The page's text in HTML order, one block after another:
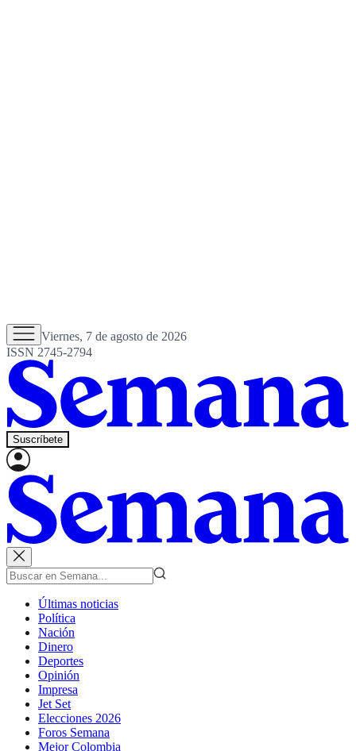
Viernes, 7 de agosto de 2026
ISSN 2745-2794
Suscríbete
Últimas noticias
Política
Nación
Dinero
Deportes
Opinión
Impresa
Jet Set
Elecciones 2026
Foros Semana
Mejor Colombia